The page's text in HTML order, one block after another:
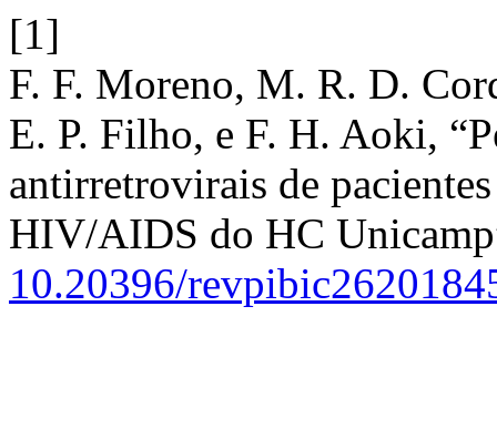
[1]
F. F. Moreno, M. R. D.
E. P. Filho, e F. H. Aoki,
antirretrovirais de
HIV/AIDS do HC
10.20396/